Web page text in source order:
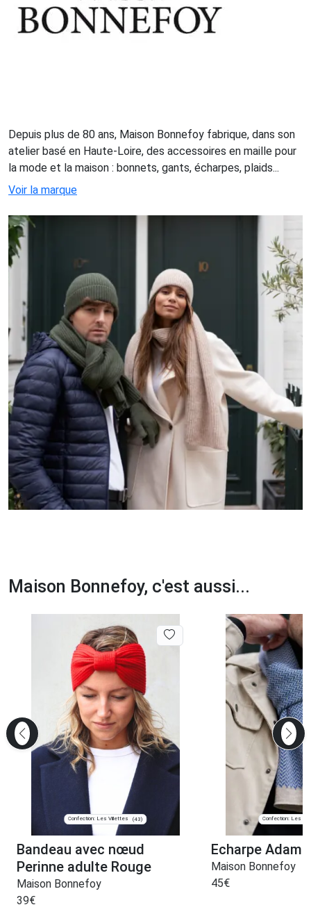
Depuis plus de 80 ans, Maison Bonnefoy fabrique, dans son
atelier basé en Haute-Loire, des accessoires en maille pour
la mode et la maison : bonnets, gants, écharpes, plaids...
Voir la marque
Maison Bonnefoy, c'est aussi...
Confection: Les Villettes (43)
Bandeau avec nœud
Perinne adulte Rouge
Maison Bonnefoy
39€
Confection: Les
Echarpe Adam
Maison Bonnefoy
45€